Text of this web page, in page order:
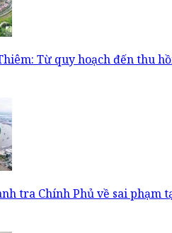
Từ quy hoạch đến thu
tra Chính Phủ về sai phạm